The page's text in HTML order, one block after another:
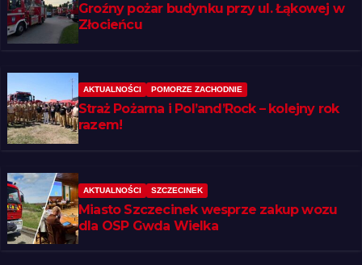
Groźny pożar budynku przy ul. Łąkowej w
Złocieńcu
AKTUALNOŚCI POMORZE ZACHODNIE
Straż Pożarna i Pol’and’Rock – kolejny rok
razem!
AKTUALNOŚCI SZCZECINEK
Miasto Szczecinek wesprze zakup wozu
dla OSP Gwda Wielka